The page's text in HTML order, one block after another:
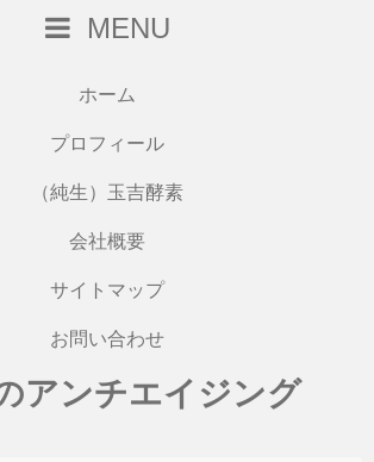
MENU
ホーム
プロフィール
（純生）玉吉酵素
会社概要
サイトマップ
お問い合わせ
アンチエイジング